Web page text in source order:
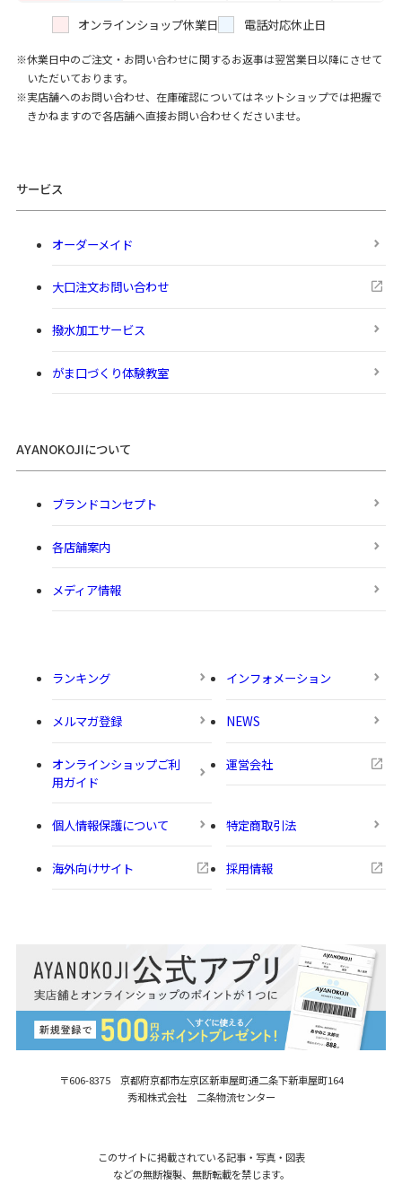
〒606-8375 京都府京都市左京区新車屋町通二条下新車屋町164
秀和株式会社 二条物流センター
オンラインショップ休業日 電話対応休止日
休業日中のご注文・お問い合わせに関するお返事は翌営業日以降にさせて
いただいております。
実店舗へのお問い合わせ、在庫確認についてはネットショップでは把握で
きかねますので各店舗へ直接お問い合わせくださいませ。
サービス
オーダーメイド
大口注文お問い合わせ
撥水加工サービス
がま口づくり体験教室
AYANOKOJIについて
ブランドコンセプト
各店舗案内
メディア情報
ランキング インフォメーション
メルマガ登録 NEWS
オンラインショップご利
用ガイド
運営会社
個人情報保護について 特定商取引法
海外向けサイト 採用情報
このサイトに掲載されている記事・写真・図表
などの無断複製、無断転載を禁じます。